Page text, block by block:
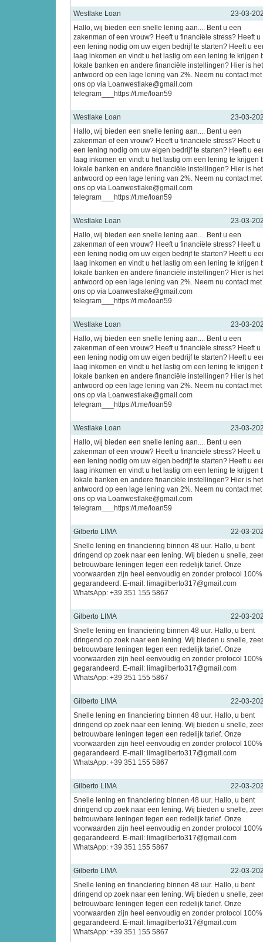
Westlake Loan
23-03-
Hallo, wij bieden een snelle lening aan.... Bent u een
zakenman of een vrouw? Heeft u financiële stress? Heeft u
een lening nodig om uw eigen bedrijf te starten? Heeft u
laag inkomen en vindt u het lastig om een lening te krijgen
lokale banken en andere financiële instellingen? Hier is het
antwoord op een lage lening van 2%. Neem nu contact met
ons op via Loanwestlake@gmail.com
telegram___https://t.me/loan59
Westlake Loan
23-03-
Hallo, wij bieden een snelle lening aan.... Bent u een
zakenman of een vrouw? Heeft u financiële stress? Heeft u
een lening nodig om uw eigen bedrijf te starten? Heeft u
laag inkomen en vindt u het lastig om een lening te krijgen
lokale banken en andere financiële instellingen? Hier is het
antwoord op een lage lening van 2%. Neem nu contact met
ons op via Loanwestlake@gmail.com
telegram___https://t.me/loan59
Westlake Loan
23-03-
Hallo, wij bieden een snelle lening aan.... Bent u een
zakenman of een vrouw? Heeft u financiële stress? Heeft u
een lening nodig om uw eigen bedrijf te starten? Heeft u
laag inkomen en vindt u het lastig om een lening te krijgen
lokale banken en andere financiële instellingen? Hier is het
antwoord op een lage lening van 2%. Neem nu contact met
ons op via Loanwestlake@gmail.com
telegram___https://t.me/loan59
Westlake Loan
23-03-
Hallo, wij bieden een snelle lening aan.... Bent u een
zakenman of een vrouw? Heeft u financiële stress? Heeft u
een lening nodig om uw eigen bedrijf te starten? Heeft u
laag inkomen en vindt u het lastig om een lening te krijgen
lokale banken en andere financiële instellingen? Hier is het
antwoord op een lage lening van 2%. Neem nu contact met
ons op via Loanwestlake@gmail.com
telegram___https://t.me/loan59
Westlake Loan
23-03-
Hallo, wij bieden een snelle lening aan.... Bent u een
zakenman of een vrouw? Heeft u financiële stress? Heeft u
een lening nodig om uw eigen bedrijf te starten? Heeft u
laag inkomen en vindt u het lastig om een lening te krijgen
lokale banken en andere financiële instellingen? Hier is het
antwoord op een lage lening van 2%. Neem nu contact met
ons op via Loanwestlake@gmail.com
telegram___https://t.me/loan59
Gilberto LIMA
22-03-
Snelle lening en financiering binnen 48 uur. Hallo, u bent
dringend op zoek naar een lening. Wij bieden u snelle, zeer
betrouwbare leningen tegen een redelijk tarief. Onze
voorwaarden zijn heel eenvoudig en zonder protocol 100%
gegarandeerd. E-mail: limagilberto317@gmail.com
WhatsApp: +39 351 155 5867
Gilberto LIMA
22-03-
Snelle lening en financiering binnen 48 uur. Hallo, u bent
dringend op zoek naar een lening. Wij bieden u snelle, zeer
betrouwbare leningen tegen een redelijk tarief. Onze
voorwaarden zijn heel eenvoudig en zonder protocol 100%
gegarandeerd. E-mail: limagilberto317@gmail.com
WhatsApp: +39 351 155 5867
Gilberto LIMA
22-03-
Snelle lening en financiering binnen 48 uur. Hallo, u bent
dringend op zoek naar een lening. Wij bieden u snelle, zeer
betrouwbare leningen tegen een redelijk tarief. Onze
voorwaarden zijn heel eenvoudig en zonder protocol 100%
gegarandeerd. E-mail: limagilberto317@gmail.com
WhatsApp: +39 351 155 5867
Gilberto LIMA
22-03-
Snelle lening en financiering binnen 48 uur. Hallo, u bent
dringend op zoek naar een lening. Wij bieden u snelle, zeer
betrouwbare leningen tegen een redelijk tarief. Onze
voorwaarden zijn heel eenvoudig en zonder protocol 100%
gegarandeerd. E-mail: limagilberto317@gmail.com
WhatsApp: +39 351 155 5867
Gilberto LIMA
22-03-
Snelle lening en financiering binnen 48 uur. Hallo, u bent
dringend op zoek naar een lening. Wij bieden u snelle, zeer
betrouwbare leningen tegen een redelijk tarief. Onze
voorwaarden zijn heel eenvoudig en zonder protocol 100%
gegarandeerd. E-mail: limagilberto317@gmail.com
WhatsApp: +39 351 155 5867